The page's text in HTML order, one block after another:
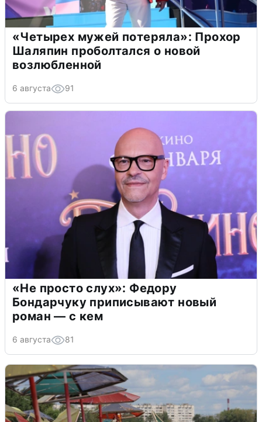
«Четырех мужей потеряла»: Прохор
Шаляпин проболтался о новой
возлюбленной
6 августа 91
«Не просто слух»: Федору
Бондарчуку приписывают новый
роман — с кем
6 августа 81